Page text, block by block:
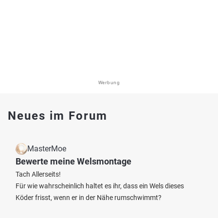
Werbung
Neues im Forum
MasterMoe
Bewerte meine Welsmontage
Tach Allerseits!
Für wie wahrscheinlich haltet es ihr, dass ein Wels dieses
Köder frisst, wenn er in der Nähe rumschwimmt?